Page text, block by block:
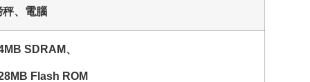
秤、電腦
SDRAM、
Flash ROM